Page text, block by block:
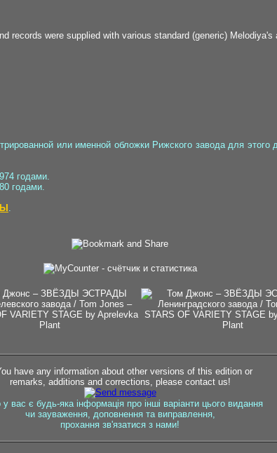
records were supplied with various standard (generic) Melodiya's
или именной обложки Рижского завода для
годами.
годами.
.